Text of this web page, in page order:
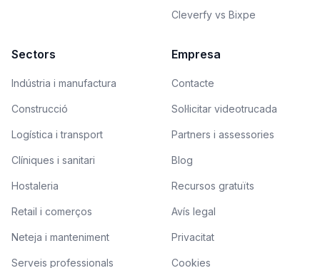
Cleverfy vs Bixpe
Sectors
Indústria i manufactura
Construcció
Logística i transport
Clíniques i sanitari
Hostaleria
Retail i comerços
Neteja i manteniment
Serveis professionals
Empresa
Contacte
Sol·licitar videotrucada
Partners i assessories
Blog
Recursos gratuïts
Avís legal
Privacitat
Cookies